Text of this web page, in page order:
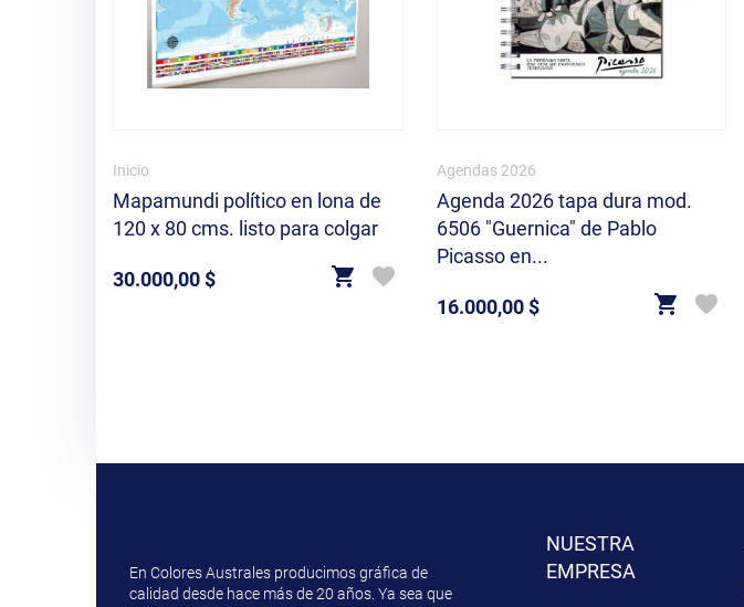
Inicio
Mapamundi político en lona de
120 x 80 cms. listo para colgar
Precio
30.000,00 $
Agendas 2026
Agenda 2026 tapa dura mod.
6506 "Guernica" de Pablo
Picasso en...
Precio
16.000,00 $
En Colores Australes producimos gráfica de
calidad desde hace más de 20 años. Ya sea que
NUESTRA
EMPRESA